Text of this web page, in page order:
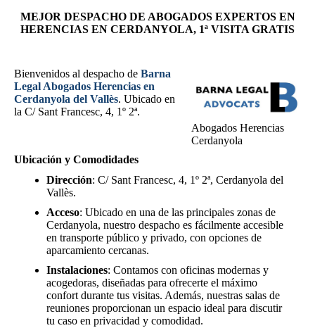
MEJOR DESPACHO DE ABOGADOS EXPERTOS EN
HERENCIAS EN CERDANYOLA, 1ª VISITA GRATIS
Abogados Herencias
Cerdanyola
Bienvenidos al despacho de Barna
Legal Abogados Herencias en
Cerdanyola del Vallès. Ubicado en
la C/ Sant Francesc, 4, 1º 2ª.
Ubicación y Comodidades
Dirección: C/ Sant Francesc, 4, 1º 2ª, Cerdanyola del
Vallès.
Acceso: Ubicado en una de las principales zonas de
Cerdanyola, nuestro despacho es fácilmente accesible
en transporte público y privado, con opciones de
aparcamiento cercanas.
Instalaciones: Contamos con oficinas modernas y
acogedoras, diseñadas para ofrecerte el máximo
confort durante tus visitas. Además, nuestras salas de
reuniones proporcionan un espacio ideal para discutir
tu caso en privacidad y comodidad.